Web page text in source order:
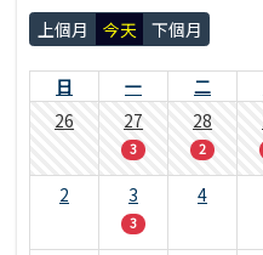
上個月 今天 下個月
日 一 二
26
27
3
28
2
2 3
3
4